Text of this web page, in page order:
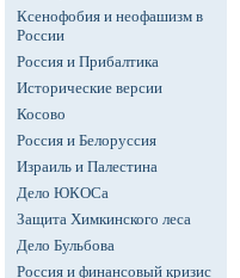
Ксенофобия и неофашизм в
России
Россия и Прибалтика
Исторические версии
Косово
Россия и Белоруссия
Израиль и Палестина
Дело ЮКОСа
Защита Химкинского леса
Дело Бульбова
Россия и финансовый кризис